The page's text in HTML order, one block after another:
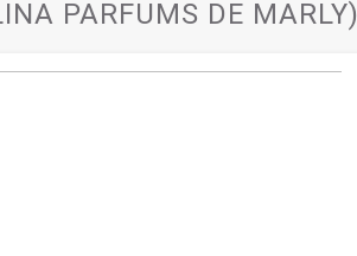
PARFUMS DE MARLY)